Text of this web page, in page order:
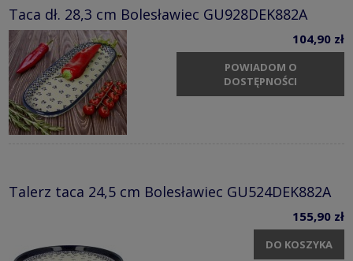
Taca dł. 28,3 cm Bolesławiec GU928DEK882A
104,90 zł
POWIADOM O
DOSTĘPNOŚCI
Talerz taca 24,5 cm Bolesławiec GU524DEK882A
155,90 zł
DO KOSZYKA